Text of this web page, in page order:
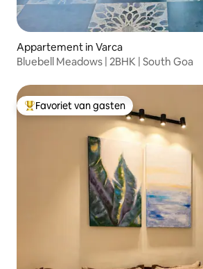
Appartement in Varca
Bluebell Meadows | 2BHK | South Goa
Topfavoriet van gasten
Favoriet van gasten